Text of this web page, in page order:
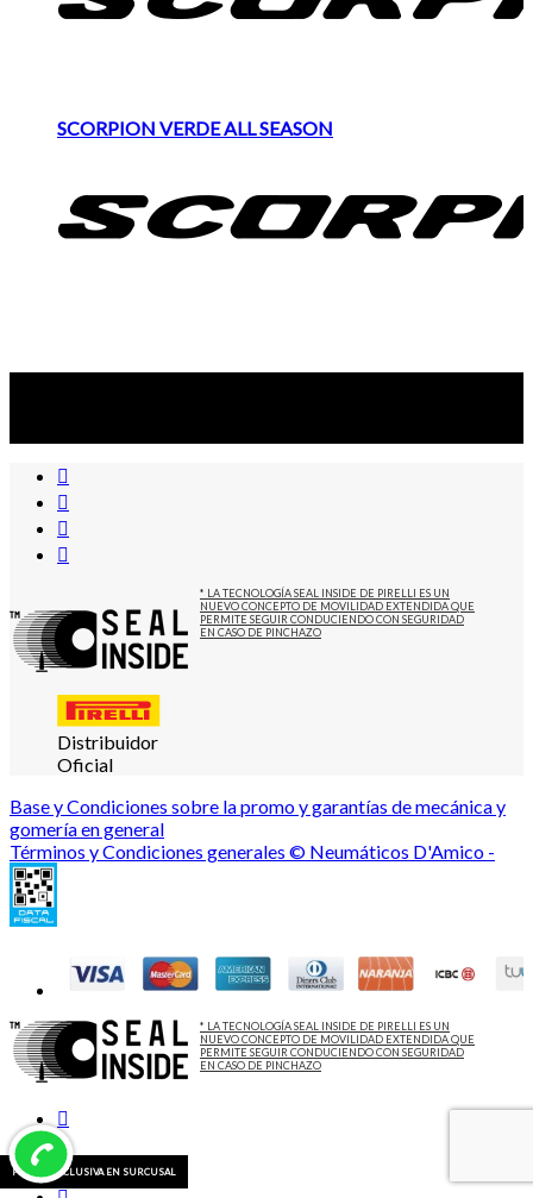
PROMO EXCLUSIVA EN SURCUSAL
PROMO EXCLUSIVA EN SURCUSAL
PROMO EXCLUSIVA EN SURCUSAL
PROMO EXCLUSIVA EN SURCUSAL
PROMO EXCLUSIVA EN SURCUSAL
SCORPION VERDE ALL SEASON
* LA TECNOLOGÍA SEAL INSIDE DE PIRELLI ES UN
NUEVO CONCEPTO DE MOVILIDAD EXTENDIDA QUE
PERMITE SEGUIR CONDUCIENDO CON SEGURIDAD
EN CASO DE PINCHAZO
Distribuidor
Oficial
Base y Condiciones sobre la promo y garantías de mecánica y
gomería en general
Términos y Condiciones generales © Neumáticos D'Amico -
* LA TECNOLOGÍA SEAL INSIDE DE PIRELLI ES UN
NUEVO CONCEPTO DE MOVILIDAD EXTENDIDA QUE
PERMITE SEGUIR CONDUCIENDO CON SEGURIDAD
EN CASO DE PINCHAZO